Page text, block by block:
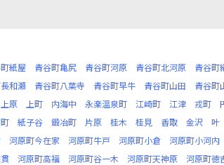
紙屋 青谷町亀尻 青谷町河原 青谷町北河原
青谷町
和瀬 青谷町八葉寺 青谷町早牛 青谷町山田
青谷町
上原 上町 内海中 永楽温泉町 江崎町 江津 戎町
紙子谷 鍛冶町 片原 桂木 桂見 香取 金沢
叶
河原町今在家 河原町牛戸 河原町小倉
河原町小河内
河原町高福 河原町谷一木 河原町天神原
河原町徳